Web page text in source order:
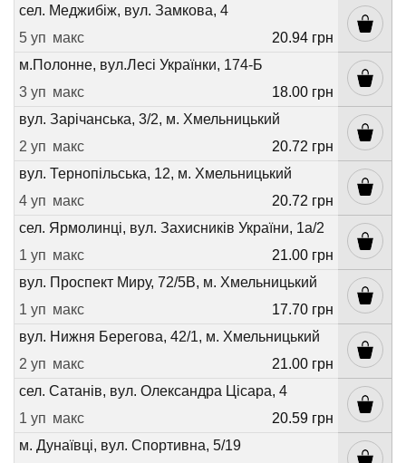
сел. Меджибіж, вул. Замкова, 4
5 уп макс
20.94 грн
м.Полонне, вул.Лесі Українки, 174-Б
3 уп макс
18.00 грн
вул. Зарічанська, 3/2, м. Хмельницький
2 уп макс
20.72 грн
вул. Тернопільська, 12, м. Хмельницький
4 уп макс
20.72 грн
сел. Ярмолинці, вул. Захисників України, 1а/2
1 уп макс
21.00 грн
вул. Проспект Миру, 72/5В, м. Хмельницький
1 уп макс
17.70 грн
вул. Нижня Берегова, 42/1, м. Хмельницький
2 уп макс
21.00 грн
сел. Сатанів, вул. Олександра Цісара, 4
1 уп макс
20.59 грн
м. Дунаївці, вул. Спортивна, 5/19